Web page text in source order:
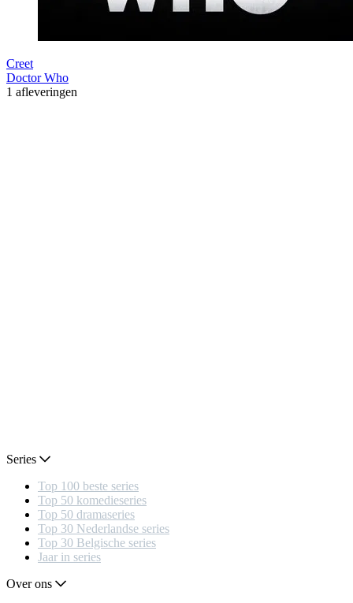
Creet
Doctor Who
1 afleveringen
Series
Top 100 beste series
Top 50 komedieseries
Top 50 dramaseries
Top 30 Nederlandse series
Top 30 Belgische series
Jaar in series
Over ons